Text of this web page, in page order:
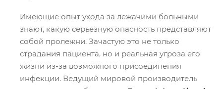
Имеющие опыт ухода за лежачими больными
знают, какую серьезную опасность представляют
собой пролежни. Зачастую это не только
страдания пациента, но и реальная угроза его
жизни из-за возможного присоединения
инфекции. Ведущий мировой производитель